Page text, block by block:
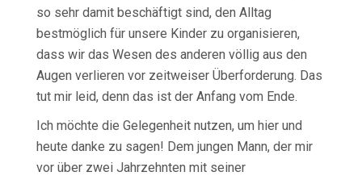
so sehr damit beschäftigt sind, den Alltag
bestmöglich für unsere Kinder zu organisieren,
dass wir das Wesen des anderen völlig aus den
Augen verlieren vor zeitweiser Überforderung. Das
tut mir leid, denn das ist der Anfang vom Ende.
Ich möchte die Gelegenheit nutzen, um hier und
heute danke zu sagen! Dem jungen Mann, der mir
vor über zwei Jahrzehnten mit seiner